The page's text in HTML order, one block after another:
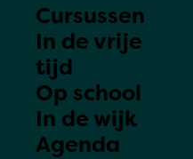
Cursussen
In de vrije
tijd
Op school
In de wijk
Agenda